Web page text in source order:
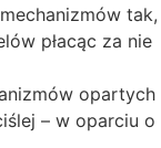
tak,
płacąc za nie
opartych
– w oparciu o